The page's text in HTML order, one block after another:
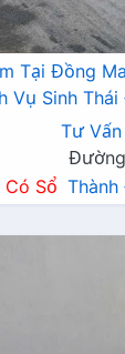
Tại Đồng
Vụ Sinh
Tư Vấn
Sổ